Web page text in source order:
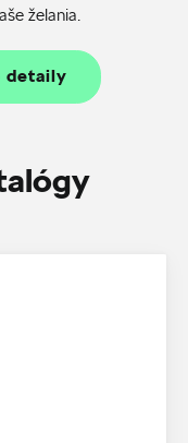
želania.
detaily